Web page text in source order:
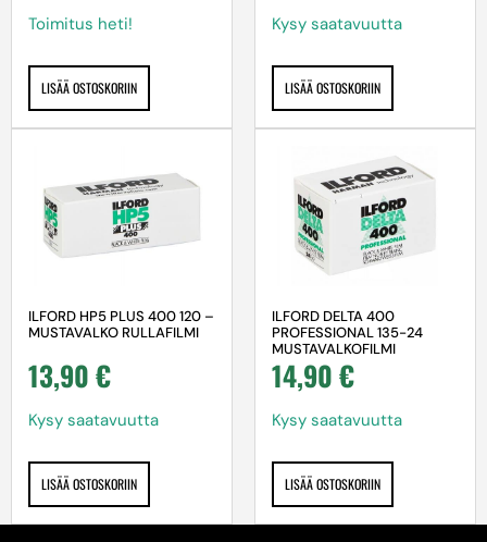
Toimitus heti!
LISÄÄ OSTOSKORIIN
Kysy saatavuutta
LISÄÄ OSTOSKORIIN
ILFORD HP5 PLUS 400 120 –
MUSTAVALKO RULLAFILMI
13,90€
Kysy saatavuutta
LISÄÄ OSTOSKORIIN
ILFORD DELTA 400
PROFESSIONAL 135-24
MUSTAVALKOFILMI
14,90€
Kysy saatavuutta
LISÄÄ OSTOSKORIIN